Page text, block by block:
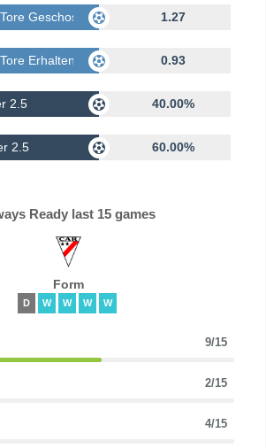
Geschossen 1.27
Erhalten 0.93
2.5 40.00%
2.5 60.00%
Ready last 15 games
Form
D W W W W
9/15
2/15
4/15